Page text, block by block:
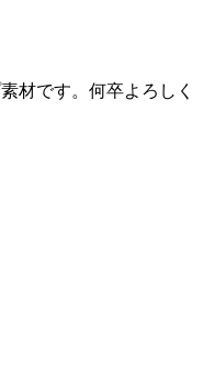
材です。何卒よろしく